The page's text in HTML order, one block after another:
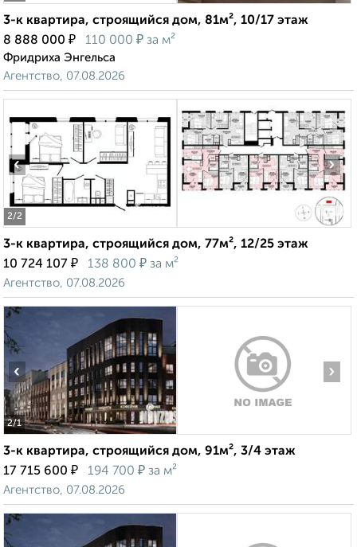
3-к квартира, строящийся дом, 81м², 10/17 этаж
8 888 000 ₽ 110 000 ₽ за м²
Фридриха Энгельса
Агентство, 07.08.2026
2/2
‹ ›
3-к квартира, строящийся дом, 77м², 12/25 этаж
10 724 107 ₽ 138 800 ₽ за м²
Агентство, 07.08.2026
2/1
‹ ›
3-к квартира, строящийся дом, 91м², 3/4 этаж
17 715 600 ₽ 194 700 ₽ за м²
Агентство, 07.08.2026